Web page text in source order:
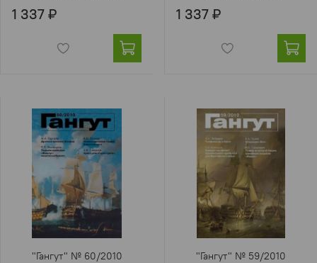
1 337 ₽ 1 337 ₽
"Гангут" № 60/2010 "Гангут" № 59/2010